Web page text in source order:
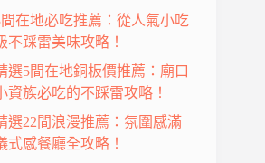
間在地必吃推薦：從人氣小吃
不踩雷美味攻略！
選5間在地銅板價推薦：廟口
資族必吃的不踩雷攻略！
選22間浪漫推薦：氛圍感滿
感餐廳全攻略！